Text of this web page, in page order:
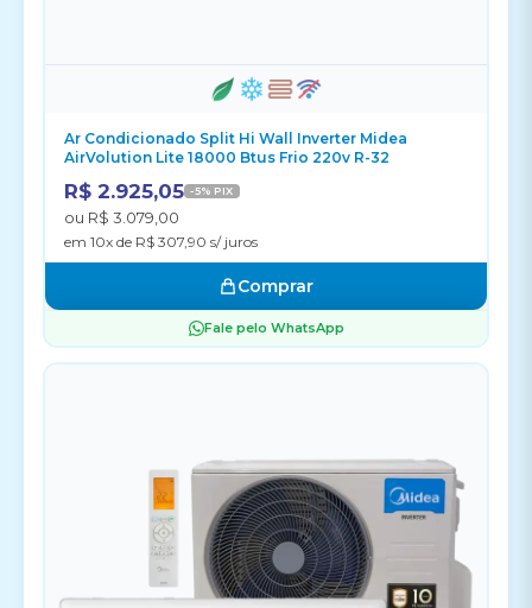
Ar Condicionado Split Hi Wall Inverter Midea
AirVolution Lite 18000 Btus Frio 220v R-32
R$ 2.925,05 -5% PIX
ou R$ 3.079,00
em 10x de R$ 307,90 s/ juros
Comprar
Fale pelo WhatsApp